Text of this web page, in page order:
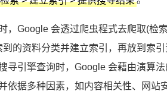
，Google 会透过爬虫程式去爬取(检索
的资料分类并建立索引，再放到索引
寻引擎查询时，Google 会藉由演算
依据多种因素，如内容相关性、网站